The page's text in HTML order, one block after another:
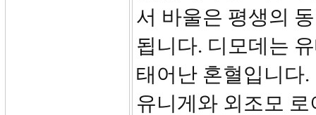
서 바울은 평생의
됩니다. 디모데는
태어난 혼혈입니다
유니게와 외조모